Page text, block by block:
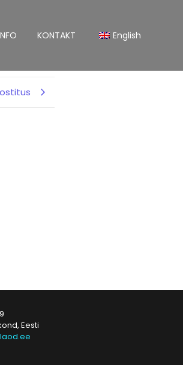
KONTAKT English
Eesti